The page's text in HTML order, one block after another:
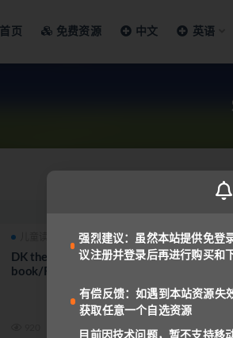
首页 免费资源 中文 英语
免费资源
DK the Bat book/Bee book/Sea
强烈建议：虽然本站提供免登
议注册并登录后再进行购买和
有偿反馈：如遇到本站资源失
获取任意一个自选资源
目前因技术问题，暂不支持移